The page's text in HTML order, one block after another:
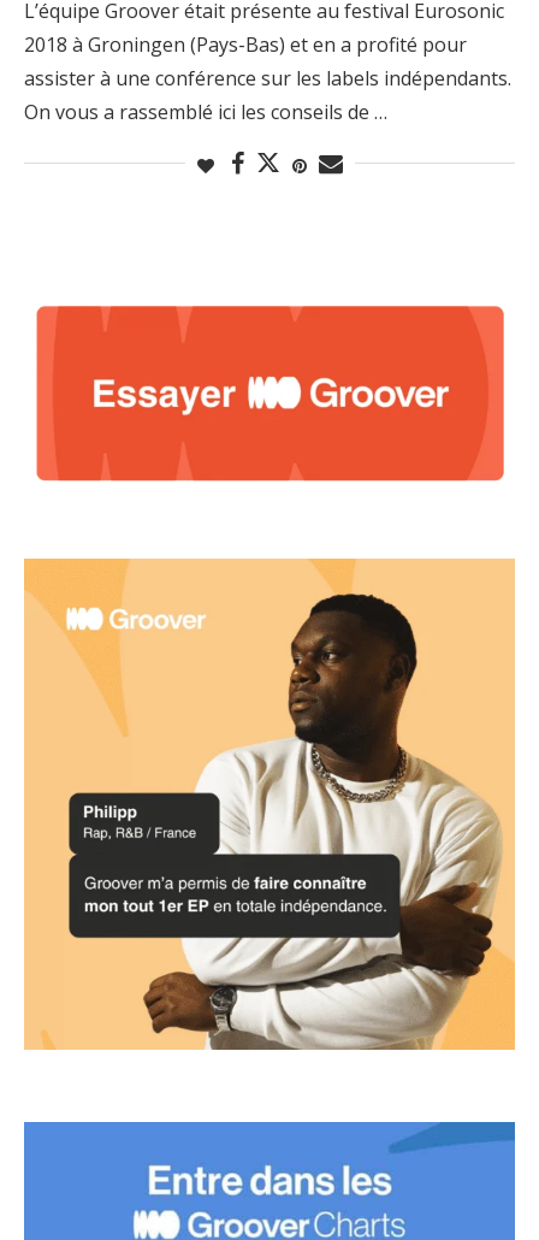
L’équipe Groover était présente au festival Eurosonic
2018 à Groningen (Pays-Bas) et en a profité pour
assister à une conférence sur les labels indépendants.
On vous a rassemblé ici les conseils de …